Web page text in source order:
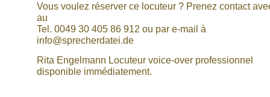
Vous voulez réserver ce locuteur ? Prenez contact
au
Tel. 0049 30 405 86 912 ou par e-mail à
info@sprecherdatei.de
Rita Engelmann Locuteur voice-over professionnel
disponible immédiatement.